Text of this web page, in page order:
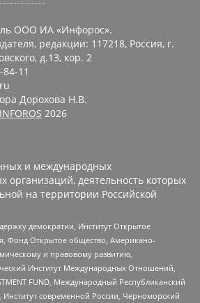
ООО ИА «Инфорос».
редакции: 117218, Россия, г.
д.13, кор. 2
11
Дорохова Н.В.
INFOROS 2026
и международных
организаций, деятельность которых
на территории Российской
демократии, Институт Открытое
Фонд Открытое общество, Американо-
и правовому развитию,
Институт Международных Отношений,
FUND, Международный Республиканский
Институт современной России, Черноморский